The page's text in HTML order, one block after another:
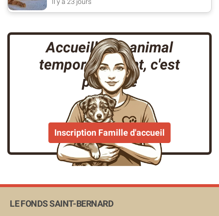
Accueillir un animal
temporairement, c'est
possible
Inscription Famille d'accueil
LE FONDS SAINT-BERNARD